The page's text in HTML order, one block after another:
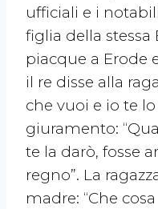
ufficiali e i
figlia della stessa
piacque a Erode
il re disse alla
che vuoi e io te
giuramento:
te la darò, fosse
regno”. La
madre: “Che